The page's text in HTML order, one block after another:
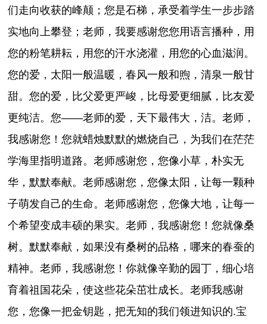
们走向收获的峰颠；您是石梯，承受着学生一步步踏
实地向上攀登；老师，我要感谢您您用语言播种，用
您的粉笔耕耘，用您的汗水浇灌，用您的心血滋润。
您的爱，太阳一般温暖，春风一般和煦，清泉一般甘
甜。您的爱，比父爱更严峻，比母爱更细腻，比友爱
更纯洁。您——老师的爱，天下最伟大，洁。老师，
我感谢您！您就蜡烛默默的燃烧自己，为我们在茫茫
学海里指明道路。老师感谢您，您像小草，朴实无
华，默默奉献。老师感谢您，您像太阳，让每一颗种
子萌发自己的生命。老师感谢您，您像大地，让每一
个希望变成丰硕的果实。老师，我感谢您！您就像桑
树。默默奉献，如果没有桑树的品格，哪来的春蚕的
精神。老师，我感谢您！你就像辛勤的园丁，细心培
育着祖国花朵，使这些花朵茁壮成长。老师我感谢
您，您像一把金钥匙，把无知的我们领进知识的.宝